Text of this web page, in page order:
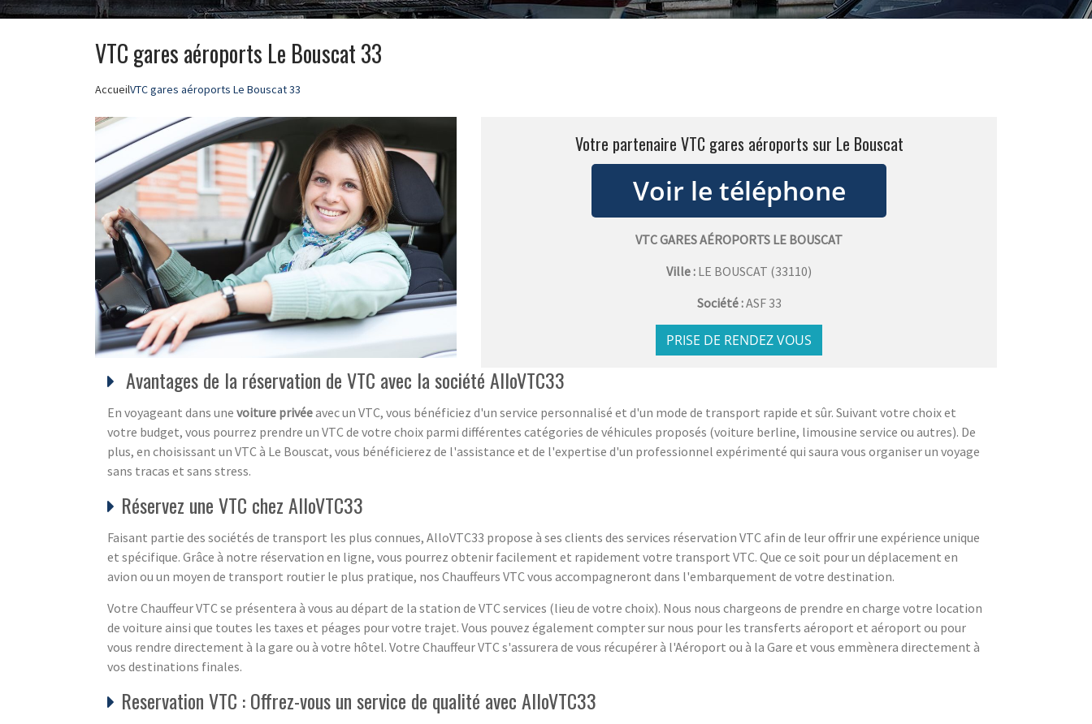
VTC gares aéroports Le Bouscat 33
AccueilVTC gares aéroports Le Bouscat 33
Votre partenaire VTC gares aéroports sur Le Bouscat
VTC GARES AÉROPORTS LE BOUSCAT
Ville : LE BOUSCAT (33110)
Société :ASF 33
PRISE DE RENDEZ VOUS
Avantages de la réservation de VTC avec la société AlloVTC33
En voyageant dans une voiture privéeavec un VTC, vous bénéficiez d'un service personnalisé et d'un mode de transport rapide et sûr. Suivant votre choix et
votre budget, vous pourrez prendre un VTC de votre choix parmi différentes catégories de véhicules proposés (voiture berline, limousine service ou autres). De
plus, en choisissant un VTC à Le Bouscat, vous bénéficierez de l'assistance et de l'expertise d'un professionnel expérimenté qui saura vous organiser un voyage
sans tracas et sans stress.
Réservez une VTC chez AlloVTC33
Faisant partie des sociétés de transport les plus connues, AlloVTC33 propose à ses clients des services réservation VTC afin de leur offrir une expérience unique
et spécifique. Grâce à notre réservation en ligne, vous pourrez obtenir facilement et rapidement votre transport VTC. Que ce soit pour un déplacement en
avion ou un moyen de transport routier le plus pratique, nos Chauffeurs VTC vous accompagneront dans l'embarquement de votre destination.
Votre Chauffeur VTC se présentera à vous au départ de la station de VTC services (lieu de votre choix). Nous nous chargeons de prendre en charge votre location
de voiture ainsi que toutes les taxes et péages pour votre trajet. Vous pouvez également compter sur nous pour les transferts aéroport et aéroport ou pour
vous rendre directement à la gare ou à votre hôtel. Votre Chauffeur VTC s'assurera de vous récupérer à l'Aéroport ou à la Gare et vous emmènera directement à
vos destinations finales.
Reservation VTC : Offrez-vous un service de qualité avec AlloVTC33